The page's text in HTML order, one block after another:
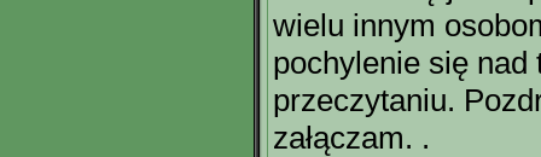
wielu innym
pochylenie się nad
przeczytaniu.
załączam. .